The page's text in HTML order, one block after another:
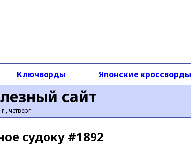
сайт
четверг
Ключворды Японские кроссворды
cудоку #1892